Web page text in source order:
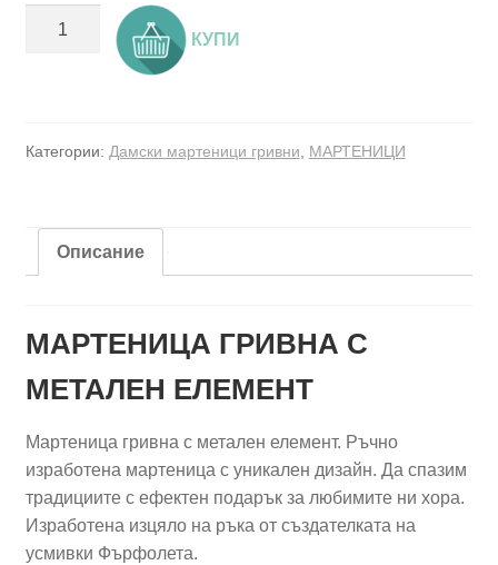
метален
КУПИ
Категории: Дамски мартеници гривни МАРТЕНИЦИ
Описание
МАРТЕНИЦА ГРИВНА С
МЕТАЛЕН ЕЛЕМЕНТ
Мартеница гривна с метален елемент. Ръчно
изработена мартеница с уникален дизайн. Да спазим
традициите с ефектен подарък за любимите ни хора.
Изработена изцяло на ръка от създателката на
усмивки Фърфолета.